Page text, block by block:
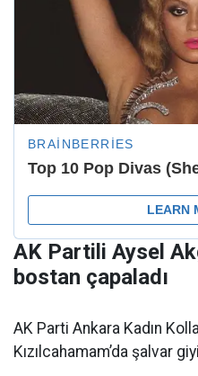
AK Partili Aysel
bostan çapaladı
AK Parti Ankara Kadın
Kızılcahamam’da şalvar